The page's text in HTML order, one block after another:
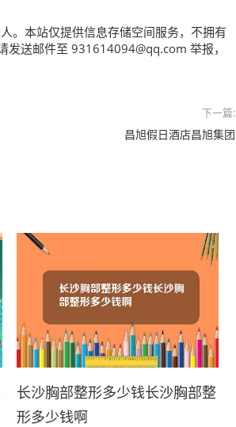
。本站仅提供信息存储空间服务，不拥有
送邮件至 931614094@qq.com 举报，
下一篇:
昌旭假日酒店昌旭集团
长沙胸部整形多少钱长沙胸部整
形多少钱啊